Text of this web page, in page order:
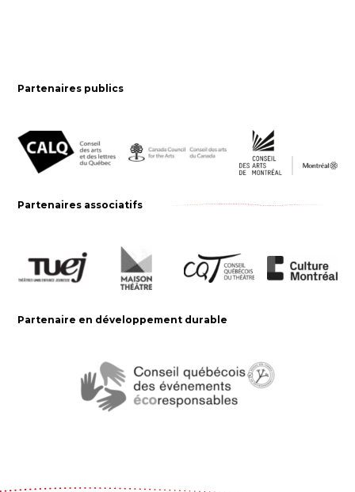
Partenaires publics
Partenaires associatifs
Partenaire en développement durable